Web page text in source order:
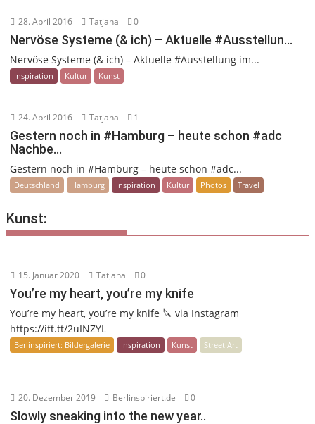
28. April 2016 Tatjana 0
Nervöse Systeme (& ich) – Aktuelle #Ausstellun…
Nervöse Systeme (& ich) – Aktuelle #Ausstellung im...
Inspiration Kultur Kunst
24. April 2016 Tatjana 1
Gestern noch in #Hamburg – heute schon #adc
Nachbe…
Gestern noch in #Hamburg – heute schon #adc...
Deutschland Hamburg Inspiration Kultur Photos Travel
Kunst:
15. Januar 2020 Tatjana 0
You’re my heart, you’re my knife
You’re my heart, you’re my knife 🔪 via Instagram
https://ift.tt/2uINZYL
Berlinspiriert: Bildergalerie Inspiration Kunst Street Art
20. Dezember 2019 Berlinspiriert.de 0
Slowly sneaking into the new year..